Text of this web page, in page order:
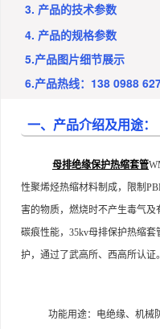
3. 产品的技术参数
4. 产品的规格参数
5.产品图片细节展示
6.产品热线：138 0988
一、产品介绍及用途：
母排绝缘保护热缩套管
性聚烯烃热缩材料制成，限制
害的物质，燃烧时不产生毒气
碳痕性能，35kv母排保护热缩
护，通过了武高所、西高所认证。
功能用途：电绝缘、机械